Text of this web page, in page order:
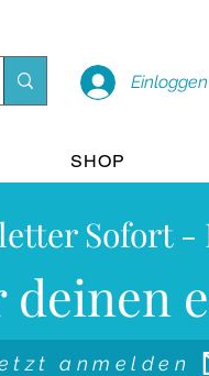
Einloggen
SHOP
Sofort -
deinen
anmelden